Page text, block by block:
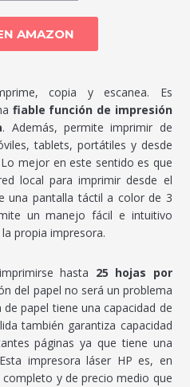
AMAZON
copia y escanea. Es
fiable función de impresión
. Además, permite imprimir de
tablets, portátiles y desde
mejor en este sentido es que
local para imprimir desde el
una pantalla táctil a color de 3
un manejo fácil e intuitivo
propia impresora.
hasta 25 hojas por
del papel no será un problema
papel tiene una capacidad de
también garantiza capacidad
páginas ya que tiene una
impresora láser HP es, en
y de precio medio que